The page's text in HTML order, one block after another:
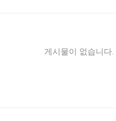
게시물이 없습니다.